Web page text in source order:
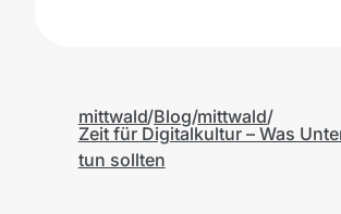
mittwald Blog mittwald
Zeit für Digitalkultur – Was
tun sollten